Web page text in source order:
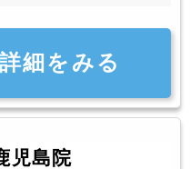
細をみる
児島院